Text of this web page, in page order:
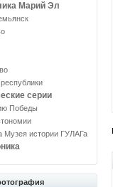
Марий Эл
серии
Победы
Музея истории ГУЛАГа